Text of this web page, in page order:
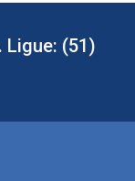
Ligue: (51)